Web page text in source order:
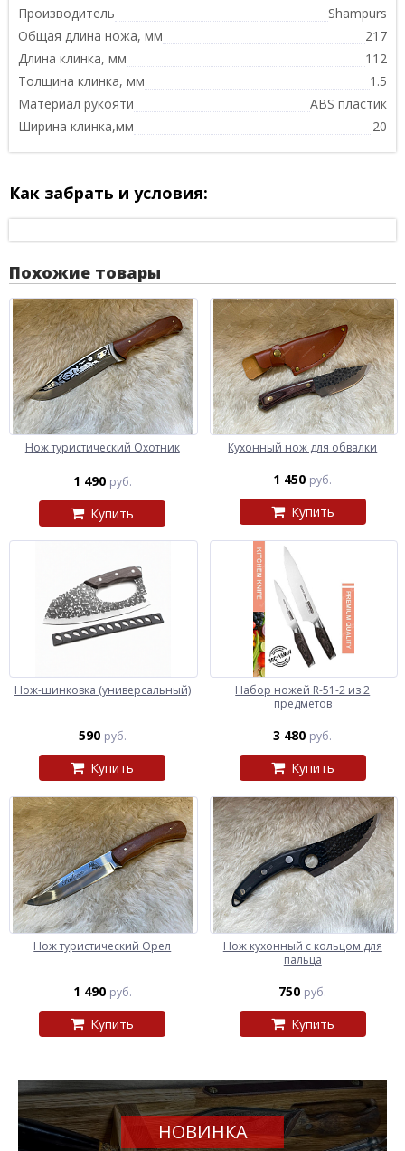
Производитель
Shampurs
Общая длина ножа, мм
217
Длина клинка, мм
112
Толщина клинка, мм
1.5
Материал рукояти
ABS пластик
Ширина клинка,мм
20
Как забрать и условия:
Похожие товары
Нож туристический Охотник
1 490 руб.
Купить
Кухонный нож для обвалки
1 450 руб.
Купить
Нож-шинковка (универсальный)
590 руб.
Купить
Набор ножей R-51-2 из 2
предметов
3 480 руб.
Купить
Нож туристический Орел
1 490 руб.
Купить
Нож кухонный с кольцом для
пальца
750 руб.
Купить
НОВИНКА